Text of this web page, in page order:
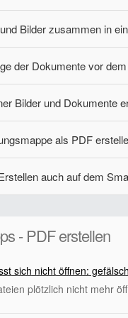
Bilder zusammen in
der Dokumente vor
Bilder und Dokumente
als PDF
auch auf dem
- PDF erstellen
sich nicht öffnen:
plötzlich nicht mehr